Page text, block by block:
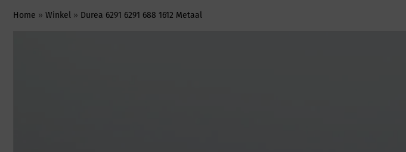
Home » Winkel » Durea 6291 6291 688 1612 Metaal